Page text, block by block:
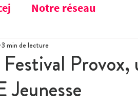
Notre réseau
Festival
Jeunesse
3 min de lecture